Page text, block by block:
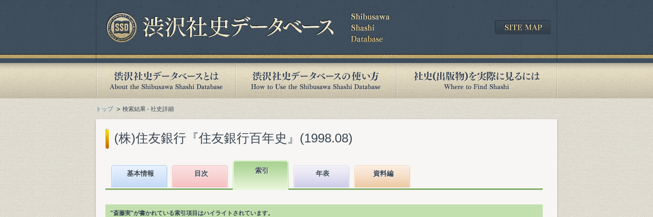
トップ 検索結果 - 社史詳細
(株)住友銀行『住友銀行百年史』(1998.08)
基本情報 目次 索引 年表 資料編
"斎藤実"が書かれている索引項目はハイライトされています。